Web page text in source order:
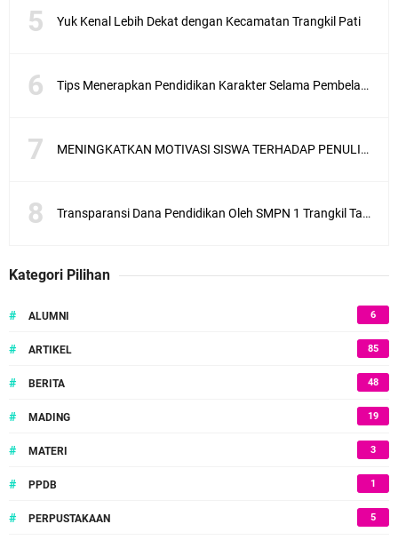
Yuk Kenal Lebih Dekat dengan Kecamatan Trangkil Pati
Tips Menerapkan Pendidikan Karakter Selama Pembelajaran Daring
MENINGKATKAN MOTIVASI SISWA TERHADAP PENULISAN CERITA FANTASI
Transparansi Dana Pendidikan Oleh SMPN 1 Trangkil Tahun Anggaran 2025
Kategori Pilihan
# ALUMNI 6
# ARTIKEL 85
# BERITA 48
# MADING 19
# MATERI 3
# PPDB 1
# PERPUSTAKAAN 5